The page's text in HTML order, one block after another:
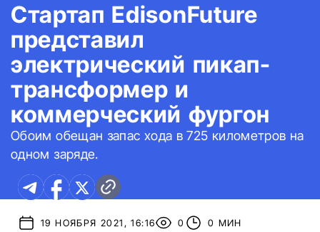
Стартап EdisonFuture
представил
электрический пикап-
трансформер и
коммерческий фургон
Обоим обещан запас хода в 725 километров на
одном заряде.
19 НОЯБРЯ 2021, 16:16 0 0 МИН